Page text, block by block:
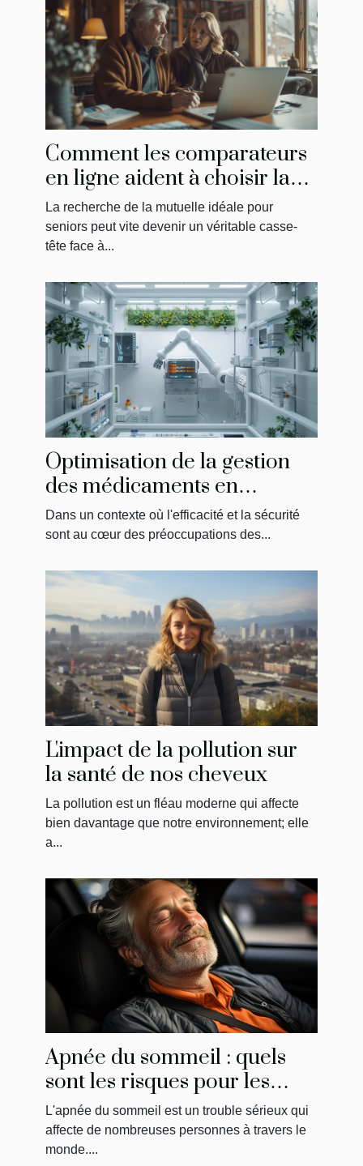
Comment les comparateurs
en ligne aident à choisir la
meilleure mutuelle pour
seniors
La recherche de la mutuelle idéale pour
seniors peut vite devenir un véritable casse-
tête face à...
Optimisation de la gestion
des médicaments en
établissements de soins
Dans un contexte où l'efficacité et la sécurité
sont au cœur des préoccupations des...
L'impact de la pollution sur
la santé de nos cheveux
La pollution est un fléau moderne qui affecte
bien davantage que notre environnement; elle
a...
Apnée du sommeil : quels
sont les risques pour les
conducteurs?
L'apnée du sommeil est un trouble sérieux qui
affecte de nombreuses personnes à travers le
monde....